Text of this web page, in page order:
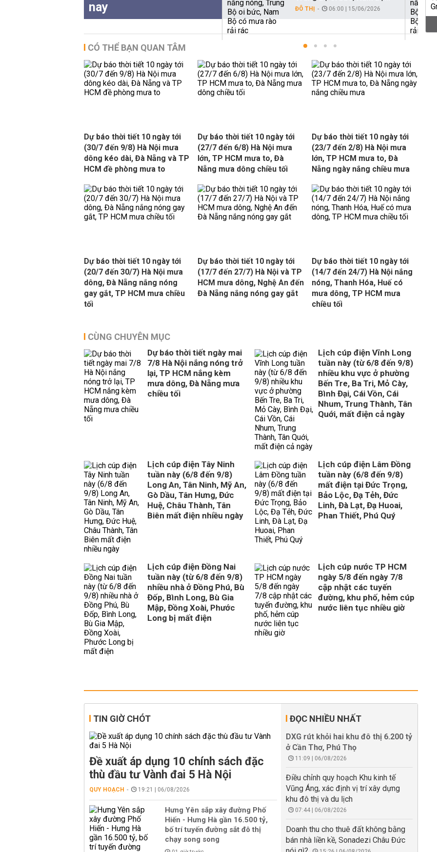
nay
ĐÔ THỊ 06:00 | 15/06/2026
CÓ THỂ BẠN QUAN TÂM
Dự báo thời tiết 10 ngày tới
(30/7 đến 9/8) Hà Nội mưa
dông kéo dài, Đà Nẵng và TP
HCM đề phòng mưa to
Dự báo thời tiết 10 ngày tới
(27/7 đến 6/8) Hà Nội mưa
lớn, TP HCM mưa to, Đà
Nẵng mưa dông chiều tối
Dự báo thời tiết 10 ngày tới
(23/7 đến 2/8) Hà Nội mưa
lớn, TP HCM mưa to, Đà
Nẵng ngày nắng chiều mưa
Dự báo thời tiết 10 ngày tới
(20/7 đến 30/7) Hà Nội mưa
dông, Đà Nẵng nắng nóng
gay gắt, TP HCM mưa chiều
tối
Dự báo thời tiết 10 ngày tới
(17/7 đến 27/7) Hà Nội và TP
HCM mưa dông, Nghệ An đến
Đà Nẵng nắng nóng gay gắt
Dự báo thời tiết 10 ngày tới
(14/7 đến 24/7) Hà Nội nắng
nóng, Thanh Hóa, Huế có
mưa dông, TP HCM mưa
chiều tối
CÙNG CHUYÊN MỤC
Dự báo thời tiết ngày mai
7/8 Hà Nội nắng nóng trở
lại, TP HCM nắng kèm
mưa dông, Đà Nẵng mưa
chiều tối
Lịch cúp điện Vĩnh Long
tuần này (từ 6/8 đến 9/8)
nhiều khu vực ở phường
Bến Tre, Ba Tri, Mỏ Cày,
Bình Đại, Cái Vồn, Cái
Nhum, Trung Thành, Tân
Quới, mất điện cả ngày
Lịch cúp điện Tây Ninh
tuần này (6/8 đến 9/8)
Long An, Tân Ninh, Mỹ An,
Gò Dầu, Tân Hưng, Đức
Huệ, Châu Thành, Tân
Biên mất điện nhiều ngày
Lịch cúp điện Lâm Đồng
tuần này (6/8 đến 9/8)
mất điện tại Đức Trọng,
Bảo Lộc, Đạ Tẻh, Đức
Linh, Đà Lạt, Đạ Huoai,
Phan Thiết, Phú Quý
Lịch cúp điện Đồng Nai
tuần này (từ 6/8 đến 9/8)
nhiều nhà ở Đồng Phú, Bù
Đốp, Bình Long, Bù Gia
Mập, Đồng Xoài, Phước
Long bị mất điện
Lịch cúp nước TP HCM
ngày 5/8 đến ngày 7/8
cập nhật các tuyến
đường, khu phố, hẻm cúp
nước liên tục nhiều giờ
TIN GIỜ CHÓT
Đề xuất áp dụng 10 chính sách đặc
thù đầu tư Vành đai 5 Hà Nội
QUY HOẠCH 19:21 | 06/08/2026
Hưng Yên sắp xây đường Phố
Hiến - Hưng Hà gần 16.500 tỷ,
bố trí tuyến đường sắt đô thị
chạy song song
ĐỌC NHIỀU NHẤT
DXG rút khỏi hai khu đô thị 6.200 tỷ
ở Cần Thơ, Phú Thọ
11:09 | 06/08/2026
Điều chỉnh quy hoạch Khu kinh tế
Vũng Áng, xác định vị trí xây dựng
khu đô thị và du lịch
07:44 | 06/08/2026
Doanh thu cho thuê đất không bằng
bán nhà liền kề, Sonadezi Châu Đức